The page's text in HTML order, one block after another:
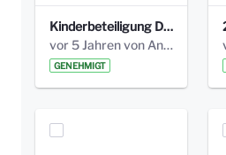
Kinderbeteiligung Dez. 17 _Abstimmung Klettergerüst.pdf
vor 5 Jahren von Anni Schlumberger
GENEHMIGT